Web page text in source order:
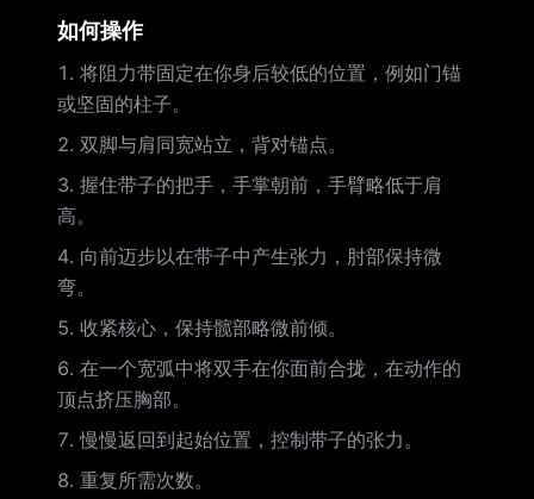
如何操作
将阻力带固定在你身后较低的位置，例如门锚
或坚固的柱子。
双脚与肩同宽站立，背对锚点。
握住带子的把手，手掌朝前，手臂略低于肩
高。
向前迈步以在带子中产生张力，肘部保持微
弯。
收紧核心，保持髋部略微前倾。
在一个宽弧中将双手在你面前合拢，在动作的
顶点挤压胸部。
慢慢返回到起始位置，控制带子的张力。
重复所需次数。